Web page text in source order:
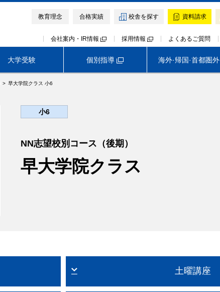
教育理念 合格実績 校舎を探す 資料請求
会社案内・IR情報 採用情報 よくあるご質問
イベント・説明会
大学受験 個別指導 海外·帰国·首都圏外
早大学院クラス 小6
小6
NN志望校別コース（後期）
早大学院クラス
土曜講座